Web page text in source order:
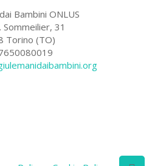
Bambini ONLUS
Sommeilier, 31
Torino (TO)